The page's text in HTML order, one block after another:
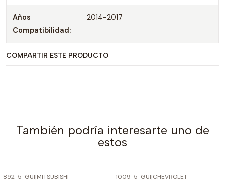
Años
Compatibilidad:
2014-2017
COMPARTIR ESTE PRODUCTO
También podría interesarte uno de
estos
892-5-GUI|MITSUBISHI 1009-5-GUI|CHEVROLET